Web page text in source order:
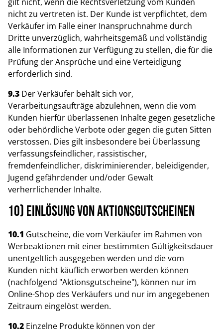
nicht zu vertreten ist. Der Kunde ist verpflichtet, dem
Verkäufer im Falle einer Inanspruchnahme durch
Dritte unverzüglich, wahrheitsgemäß und vollständig
alle Informationen zur Verfügung zu stellen, die für die
Prüfung der Ansprüche und eine Verteidigung
erforderlich sind.
9.3 Der Verkäufer behält sich vor,
Verarbeitungsaufträge abzulehnen, wenn die vom
Kunden hierfür überlassenen Inhalte gegen gesetzliche
oder behördliche Verbote oder gegen die guten Sitten
verstossen. Dies gilt insbesondere bei Überlassung
verfassungsfeindlicher, rassistischer,
fremdenfeindlicher, diskriminierender, beleidigender,
Jugend gefährdender und/oder Gewalt
verherrlichender Inhalte.
10) Einlösung von Aktionsgutscheinen
10.1 Gutscheine, die vom Verkäufer im Rahmen von
Werbeaktionen mit einer bestimmten Gültigkeitsdauer
unentgeltlich ausgegeben werden und die vom
Kunden nicht käuflich erworben werden können
(nachfolgend "Aktionsgutscheine"), können nur im
Online-Shop des Verkäufers und nur im angegebenen
Zeitraum eingelöst werden.
10.2 Einzelne Produkte können von der